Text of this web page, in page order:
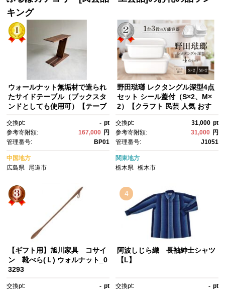
キング
ウォールナット無垢材で造られ
たサイドテーブル（ブックスタ
ンドとしても使用可）【テーブ
め 広島県 尾道市】
交換pt: - pt
参考寄附額:
167,000 円
管理番号:
BP01
中国地方
広島県
尾道市
野田琺瑯 レクタングル深型4点
セット シール蓋付（S×2、M×
2）【クラフト 民芸 人気 おす
交換pt: 31,000 pt
参考寄附額:
31,000 円
管理番号:
J1051
関東地方
栃木県 栃木市
【ギフト用】旭川家具 コサイ
ン 靴べら(Ｌ) ウォルナット_0
3293
交換pt: - pt
4
阿波しじら織 長袖紳士シャツ
【L】
交換pt: - pt